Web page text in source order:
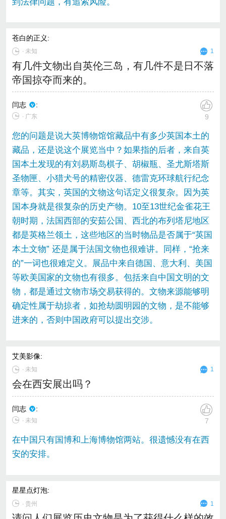
苍白的正义:
∙ 未知 1
有几件文物出自英伦三岛，有几件不是日不落
帝国掠夺而来的。
闫志 :
∙ 广东 9
您的问题是说大英博物馆馆藏品中有多少英国本土的
藏品，还是说这个展览当中？如果指的后者，来自英
国本土发现的有刘易斯岛棋子、胡椒瓶、圣尤斯塔斯
圣物匣、小猎犬号的精密仪器、德雷克环球航行纪念
章等。其实，英国的文物这句话定义很复杂。因为英
国本身就是很复杂的历史产物。10至13世纪金雀花王
朝时期，法国西部的安茹公国、西北的布列塔尼地区
都是英格兰领土，这些地区的当时物品是否属于“英国
本土文物” 还是属于法国文物也很难讲。同样，“抢来
的”一词也很难定义。展品中来自德国、意大利、美国
等欧美国家的文物也有很多。包括来自中国文明的文
物，都是通过文物市场交易获得的。文物来源能够明
确定性属于劫掠者，如抢劫圆明园的文物，是不能够
进来的，否则中国政府可以提出交涉。
艾美影像:
∙ 未知 1
会在西安展出吗？
闫志 :
∙ 未知 7
在中国只有国博和上海博物馆两站。很遗憾没有在西
安的安排。
星星点灯泡:
∙贵州 1